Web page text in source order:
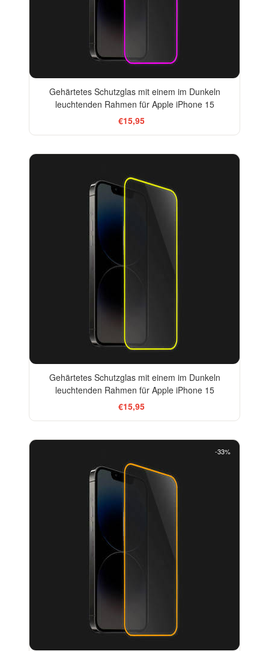
Gehärtetes Schutzglas mit einem im Dunkeln
leuchtenden Rahmen für Apple iPhone 15
€15,95
Gehärtetes Schutzglas mit einem im Dunkeln
leuchtenden Rahmen für Apple iPhone 15
€15,95
-33%